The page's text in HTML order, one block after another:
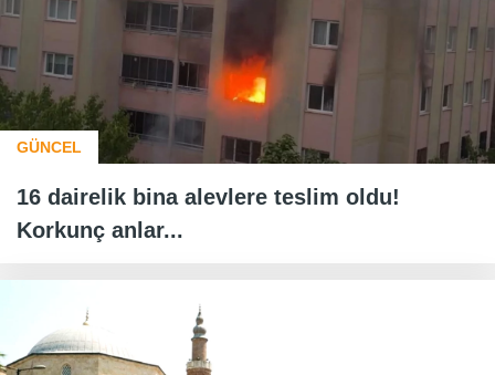
GÜNCEL
16 dairelik bina alevlere teslim oldu!
Korkunç anlar...